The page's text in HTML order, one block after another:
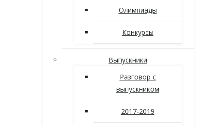
Олимпиады
Конкурсы
Выпускники
Разговор с
выпускником
2017-2019